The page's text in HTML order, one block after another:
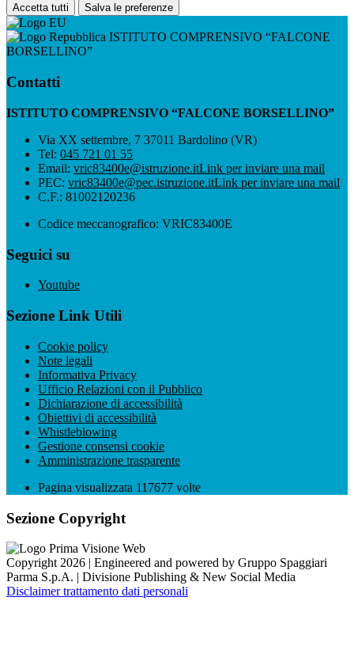
Accetta tutti Salva le preferenze
ISTITUTO COMPRENSIVO “FALCONE
BORSELLINO”
Contatti
ISTITUTO COMPRENSIVO “FALCONE BORSELLINO”
Via XX settembre, 7 37011 Bardolino (VR)
Tel: 045 721 01 55
Email: vric83400e@istruzione.itLink per inviare una mail
PEC: vric83400e@pec.istruzione.itLink per inviare una mail
C.F.: 81002120236
Codice meccanografico: VRIC83400E
Seguici su
Youtube
Sezione Link Utili
Cookie policy
Note legali
Informativa Privacy
Ufficio Relazioni con il Pubblico
Dichiarazione di accessibilità
Obiettivi di accessibilità
Whistleblowing
Gestione consensi cookie
Amministrazione trasparente
Pagina visualizzata 117677 volte
Sezione Copyright
Copyright 2026 | Engineered and powered by Gruppo Spaggiari
Parma S.p.A. | Divisione Publishing & New Social Media
Disclaimer trattamento dati personali